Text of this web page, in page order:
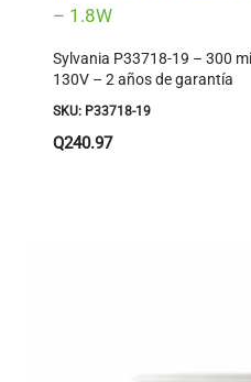
– 1.8W
Sylvania P33718-19 – 300
130V – 2 años de garantía
SKU: P33718-19
Q240.97